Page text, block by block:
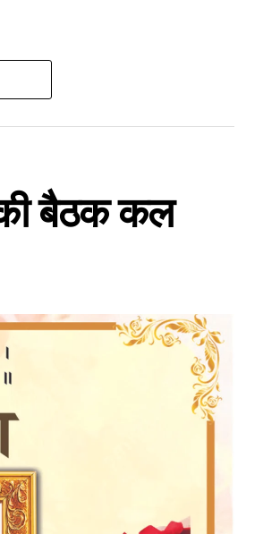
की बैठक कल